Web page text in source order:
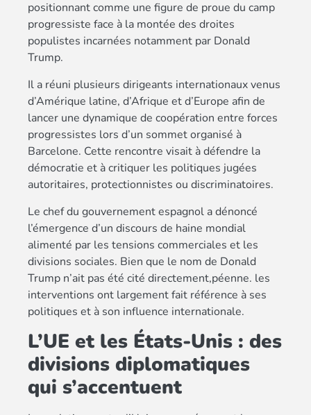
positionnant comme une figure de proue du camp
progressiste face à la montée des droites
populistes incarnées notamment par Donald
Trump.
Il a réuni plusieurs dirigeants internationaux venus
d’Amérique latine, d’Afrique et d’Europe afin de
lancer une dynamique de coopération entre forces
progressistes lors d’un sommet organisé à
Barcelone. Cette rencontre visait à défendre la
démocratie et à critiquer les politiques jugées
autoritaires, protectionnistes ou discriminatoires.
Le chef du gouvernement espagnol a dénoncé
l’émergence d’un discours de haine mondial
alimenté par les tensions commerciales et les
divisions sociales. Bien que le nom de Donald
Trump n’ait pas été cité directement,péenne. les
interventions ont largement fait référence à ses
politiques et à son influence internationale.
L’UE et les États-Unis : des
divisions diplomatiques
qui s’accentuent